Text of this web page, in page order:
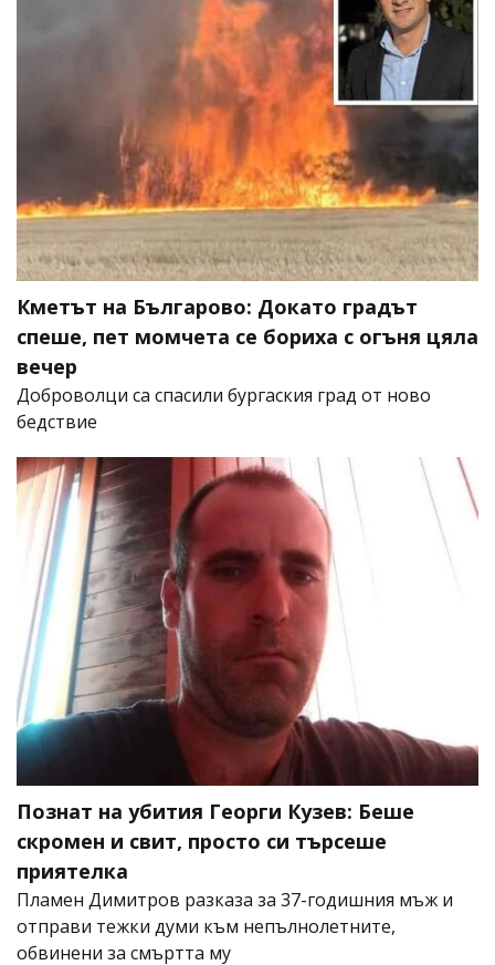
Кметът на Българово: Докато градът
спеше, пет момчета се бориха с огъня цяла
вечер
Доброволци са спасили бургаския град от ново
бедствие
Познат на убития Георги Кузев: Беше
скромен и свит, просто си търсеше
приятелка
Пламен Димитров разказа за 37-годишния мъж и
отправи тежки думи към непълнолетните,
обвинени за смъртта му